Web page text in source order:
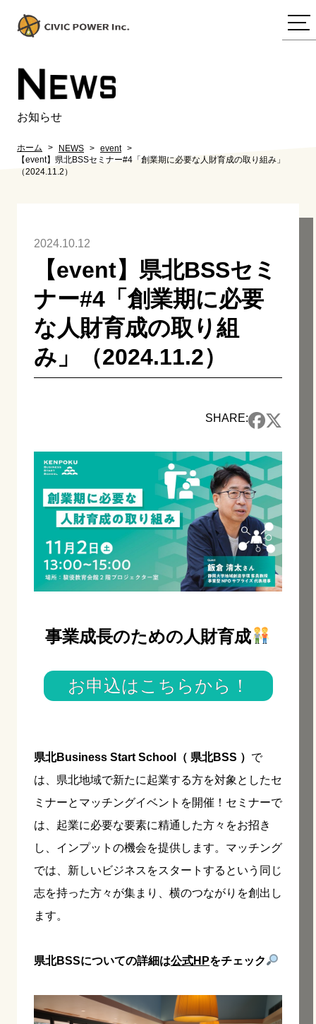
NEWS
お知らせ
ホーム NEWS
event
【event】県北BSSセミナー#4「創業期に必要な人財育成の取り組み」
（2024.11.2）
2024.10.12
【event】県北BSSセミ
ナー#4「創業期に必要
な人財育成の取り組
み」（2024.11.2）
SHARE:
事業成長のための人財育成
お申込はこちらから！
県北Business Start School（ 県北BSS ） で
は、県北地域で新たに起業する方を対象としたセ
ミナーとマッチングイベントを開催！セミナーで
は、起業に必要な要素に精通した方々をお招き
し、インプットの機会を提供します。マッチング
では、新しいビジネスをスタートするという同じ
志を持った方々が集まり、横のつながりを創出し
ます。
県北BSSについての詳細は公式HPをチェック